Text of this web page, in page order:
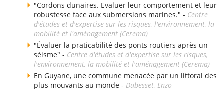
"Cordons dunaires. Evaluer leur comportement et leur
robustesse face aux submersions marines." - Centre
d'études et d'expertise sur les risques, l'environnement, la
mobilité et l'aménagement (Cerema)
"Évaluer la praticabilité des ponts routiers après un
séisme" - Centre d'études et d'expertise sur les risques,
l'environnement, la mobilité et l'aménagement (Cerema)
En Guyane, une commune menacée par un littoral des
plus mouvants au monde - Dubesset, Enzo